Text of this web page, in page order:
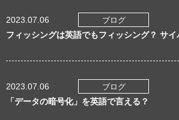
2023.07.06 ブログ
2023.07.06 ブログ
「データの暗号化」を英語で言える？